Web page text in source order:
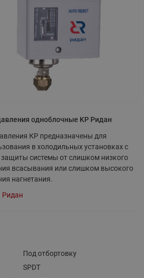
одноблочные KP Ридан
КР предназначены для
в холодильных установках с
системы от слишком низкого
всасывания или слишком высокого
нагнетания.
Ридан
Под отбортовку
SPDT